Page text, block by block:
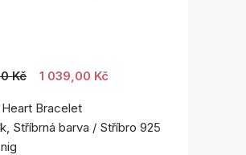
Kč 1 039,00 Kč
Bracelet
Stříbrná barva / Stříbro 925